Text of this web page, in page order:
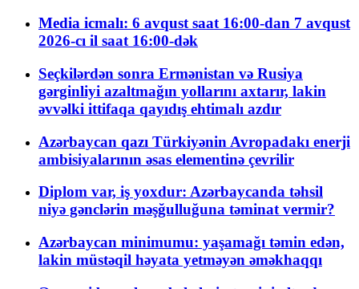
Media icmalı: 6 avqust saat 16:00-dan 7 avqust
2026-cı il saat 16:00-dək
Seçkilərdən sonra Ermənistan və Rusiya
gərginliyi azaltmağın yollarını axtarır, lakin
əvvəlki ittifaqa qayıdış ehtimalı azdır
Azərbaycan qazı Türkiyənin Avropadakı enerji
ambisiyalarının əsas elementinə çevrilir
Diplom var, iş yoxdur: Azərbaycanda təhsil
niyə gənclərin məşğulluğuna təminat vermir?
Azərbaycan minimumu: yaşamağı təmin edən,
lakin müstəqil həyata yetməyən əməkhaqqı